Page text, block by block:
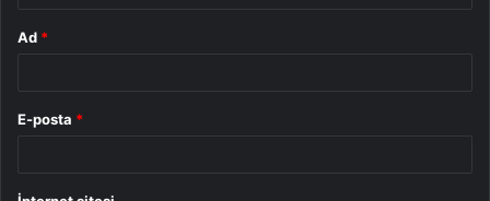
Ad *
E-posta *